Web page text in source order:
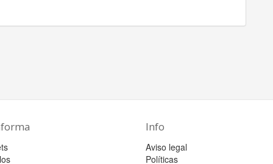
Info
Aviso legal
Políticas